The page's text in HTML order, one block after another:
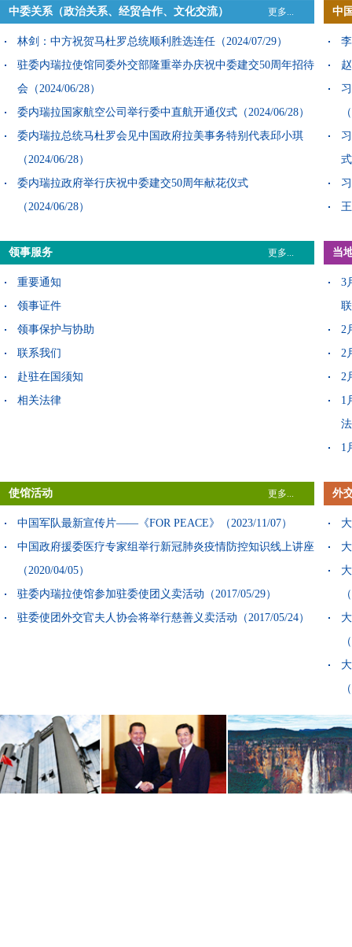
中委关系（政治关系、经贸合作、文化交流） 更多...
林剑：中方祝贺马杜罗总统顺利胜选连任 （2024/07/29）
驻委内瑞拉使馆同委外交部隆重举办庆祝中委建交50周年招待
会 （2024/06/28）
委内瑞拉国家航空公司举行委中直航开通仪式 （2024/06/28）
委内瑞拉总统马杜罗会见中国政府拉美事务特别代表邱小琪
（2024/06/28）
委内瑞拉政府举行庆祝中委建交50周年献花仪式
（2024/06/28）
（2024/06/03）
中国与委内瑞拉签署《关于相互促进和保护投资协定》
（2024/05/22）
委内瑞拉发布政府公报重申坚定支持一个中国原则
（2024/05/20）
中
式
领事服务 更多...
重要通知
领事证件
领事保护与协助
联系我们
赴驻在国须知
相关法律
当
3
2
2
2
1
1
1
使馆活动 更多...
中国军队最新宣传片——《FOR PEACE》
（2023/11/07）
中国政府援委医疗专家组举行新冠肺炎疫情防控知识线上讲座
（2020/04/05）
驻委内瑞拉使馆参加驻委使团义卖活动 （2017/05/29）
驻委使团外交官夫人协会将举行慈善义卖活动 （2017/05/24）
外